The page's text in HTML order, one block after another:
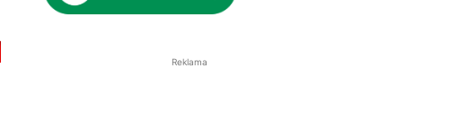
Reklama